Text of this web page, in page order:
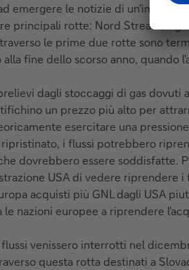
emergere le notizie di
principali rotte: Nord Stream, il
le prime due rotte sono
alla fine dello scorso anno, quando
dagli stoccaggi di gas
un prezzo più alto per
esercitare una
ripristinato, i flussi potrebbero
dovrebbero essere soddisfatte.
USA di vedere riprendere i
acquisti più GNL dagli USA
nazioni europee a riprendere
venissero interrotti nel
questa rotta destinati a